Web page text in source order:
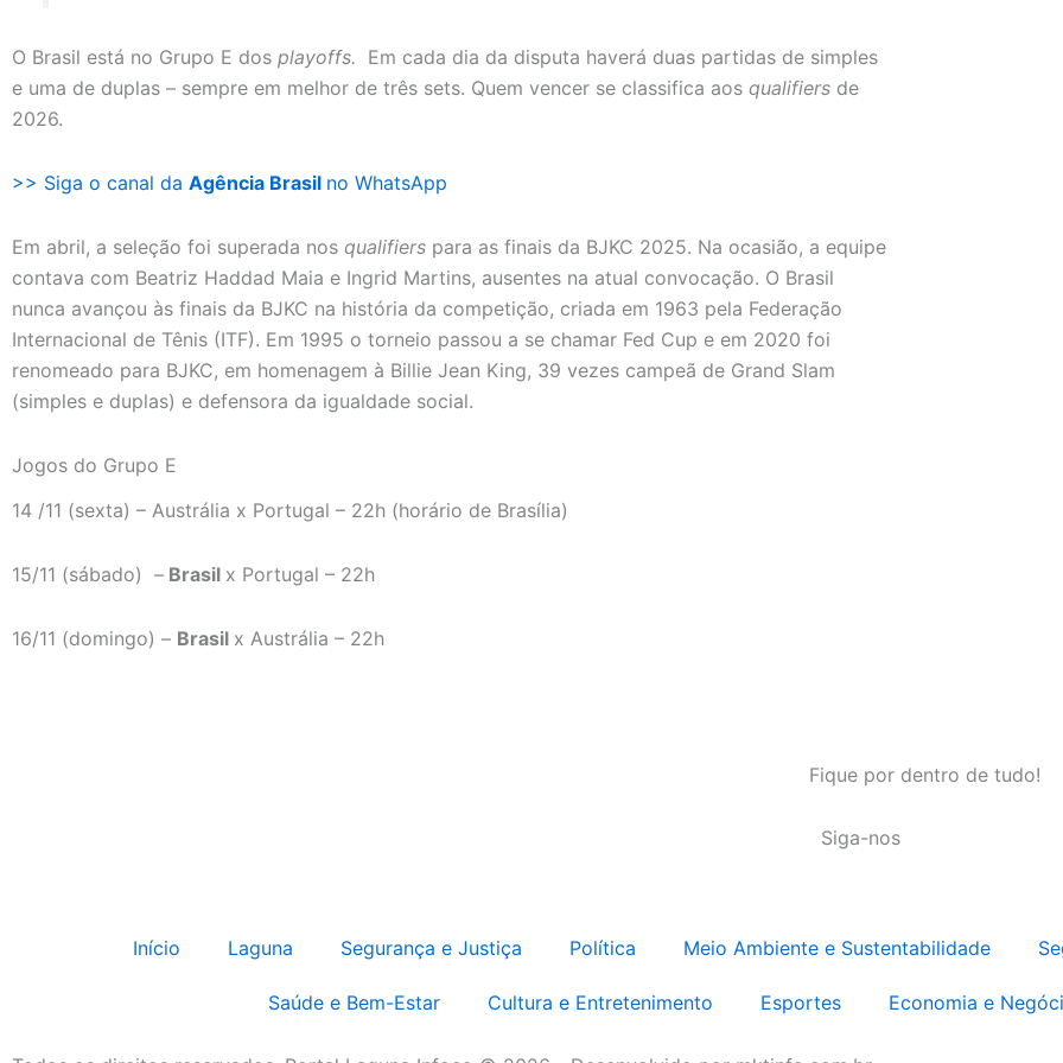
O Brasil está no Grupo E dos playoffs. Em cada dia da disputa haverá duas partidas de simples
e uma de duplas – sempre em melhor de três sets. Quem vencer se classifica aos qualifiers de
2026.
>> Siga o canal da Agência Brasil no WhatsApp
Em abril, a seleção foi superada nos qualifiers para as finais da BJKC 2025. Na ocasião, a equipe
contava com Beatriz Haddad Maia e Ingrid Martins, ausentes na atual convocação. O Brasil
nunca avançou às finais da BJKC na história da competição, criada em 1963 pela Federação
Internacional de Tênis (ITF). Em 1995 o torneio passou a se chamar Fed Cup e em 2020 foi
renomeado para BJKC, em homenagem à Billie Jean King, 39 vezes campeã de Grand Slam
(simples e duplas) e defensora da igualdade social.
Jogos do Grupo E
14 /11 (sexta) – Austrália x Portugal – 22h (horário de Brasília)
15/11 (sábado) – Brasil x Portugal – 22h
16/11 (domingo) – Brasil x Austrália – 22h
Fique por dentro de tudo!
Siga-nos
Início Laguna Segurança e Justiça Política Meio Ambiente e Sustentabilidade
Saúde e Bem-Estar Cultura e Entretenimento Esportes Economia e